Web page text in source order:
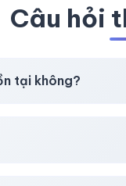
Câu hỏi
tại không?